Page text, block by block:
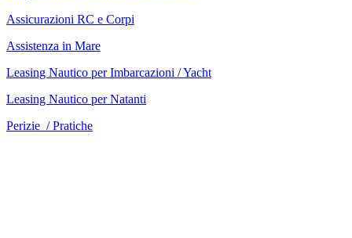
Assicurazioni RC e Corpi
Assistenza in Mare
Leasing Nautico per Imbarcazioni / Yacht
Leasing Nautico per Natanti
Perizie / Pratiche